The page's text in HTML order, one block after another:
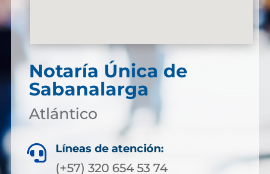
Notaría Única de
Sabanalarga
Atlántico
 Líneas de atención:
(+57) 320 654 53 74